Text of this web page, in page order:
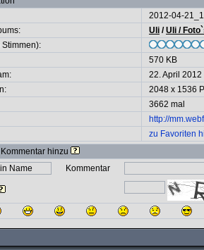
2012-04-
Uli /Uli /
Stimmen):
570 KB
22. April 2012
2048 x 1536
3662 mal
http://
zu Favoriten
hinzu
Kommentar